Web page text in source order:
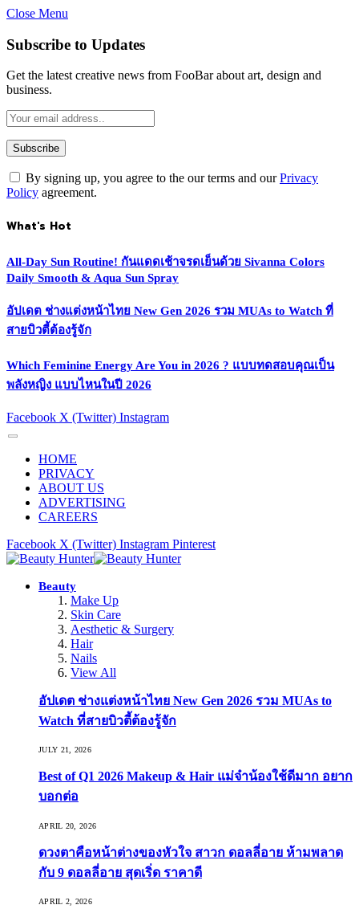
Close Menu
Subscribe to Updates
Get the latest creative news from FooBar about art, design and
business.
By signing up, you agree to the our terms and ourPrivacy
Policy agreement.
What's Hot
All-Day Sun Routine! กันแดดเช้าจรดเย็นด้วย Sivanna Colors
Daily Smooth & Aqua Sun Spray
อัปเดต ช่างแต่งหน้าไทย New Gen 2026 รวม MUAs to Watch ที่
สายบิวตี้ต้องรู้จัก
Which Feminine Energy Are You in 2026 ? แบบทดสอบคุณเป็น
พลังหญิง แบบไหนในปี 2026
Facebook X (Twitter) Instagram
HOME
PRIVACY
ABOUT US
ADVERTISING
CAREERS
Facebook X (Twitter) Instagram Pinterest
Beauty
Make Up
Skin Care
Aesthetic & Surgery
Hair
Nails
View All
อัปเดต ช่างแต่งหน้าไทย New Gen 2026 รวม MUAs to
Watch ที่สายบิวตี้ต้องรู้จัก
JULY 21, 2026
Best of Q1 2026 Makeup & Hair แม่จ๋าน้องใช้ดีมาก อยาก
บอกต่อ
APRIL 20, 2026
ดวงตาคือหน้าต่างของหัวใจ สาวก ดอลลี่อาย ห้ามพลาด
กับ 9 ดอลลี่อาย สุดเริ่ด ราคาดี
APRIL 2, 2026